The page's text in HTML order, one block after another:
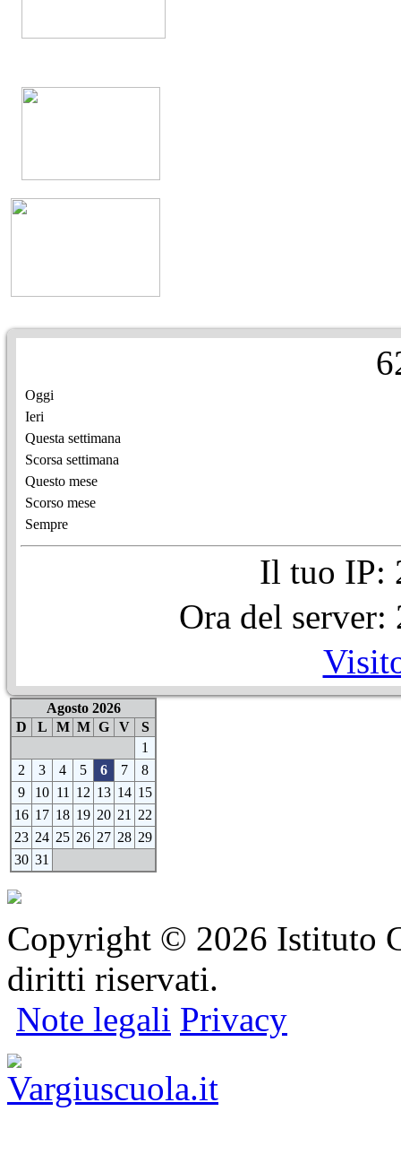
6
Oggi
Ieri
Questa settimana
Scorsa settimana
Questo mese
Scorso mese
Sempre
Il tuo IP:
Ora del
Agosto 2026
D
L M M G V
S
1
2
3 4 5 6 7
8
9
10 11 12 13 14 15
16 17 18 19 20 21
22
23 24 25 26 27 28 29
30 31
Copyright © 2026 Istituto
diritti riservati.
Note legali Privacy